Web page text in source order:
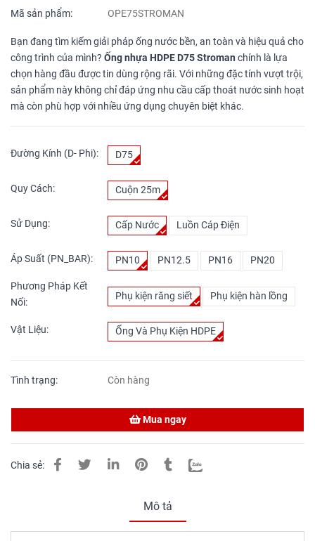
Mã sản phẩm: OPE75STROMAN
Bạn đang tìm kiếm giải pháp ống nước bền, an toàn và hiệu quả cho
công trình của mình? Ống nhựa HDPE D75 Stroman chính là lựa
chọn hàng đầu được tin dùng rộng rãi. Với những đặc tính vượt trội,
sản phẩm này không chỉ đáp ứng nhu cầu cấp thoát nước sinh hoạt
mà còn phù hợp với nhiều ứng dụng chuyên biệt khác.
Đường Kính (D- Phi): D75
Quy Cách: Cuộn 25m
Sử Dụng: Cấp Nước Luồn Cáp Điện
Áp Suất (PN_BAR): PN10 PN12.5 PN16 PN20
Phương Pháp Kết
Nối:
Phụ kiện răng siết Phụ kiện hàn lồng
Vật Liệu: Ống Và Phụ Kiện HDPE
Tình trạng: Còn hàng
Mua ngay
Chia sẻ:
Mô tả